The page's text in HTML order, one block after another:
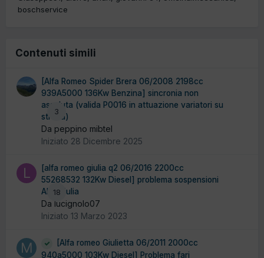
boschservice
Contenuti simili
3
[Alfa Romeo Spider Brera 06/2008 2198cc
939A5000 136Kw Benzina] sincronia non
assoluta (valida P0016 in attuazione variatori su
strada)
Da peppino mibtel
Iniziato 28 Dicembre 2025
18
[alfa romeo giulia q2 06/2016 2200cc
55268532 132Kw Diesel] problema sospensioni
Alfa Giulia
Da lucignolo07
Iniziato 13 Marzo 2023
[Alfa romeo Giulietta 06/2011 2000cc
940a5000 103Kw Diesel] Problema fari